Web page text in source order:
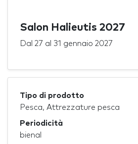
Salon Halieutis 2027
Dal 27 al 31 gennaio 2027
Tipo di prodotto
Pesca, Attrezzature pesca
Periodicità
bienal